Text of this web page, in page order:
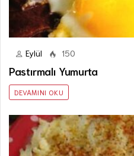
Eylül 150
Pastırmalı Yumurta
DEVAMINI OKU